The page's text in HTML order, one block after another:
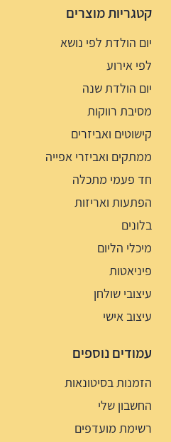
קטגריות מוצרים
יום הולדת לפי נושא
לפי אירוע
יום הולדת שנה
מסיבת רווקות
קישוטים ואביזרים
ממתקים ואביזרי אפייה
חד פעמי מתכלה
הפתעות ואריזות
בלונים
מיכלי הליום
פיניאטות
עיצובי שולחן
עיצוב אישי
עמודים נוספים
הזמנות בסיטונאות
החשבון שלי
רשימת מועדפים